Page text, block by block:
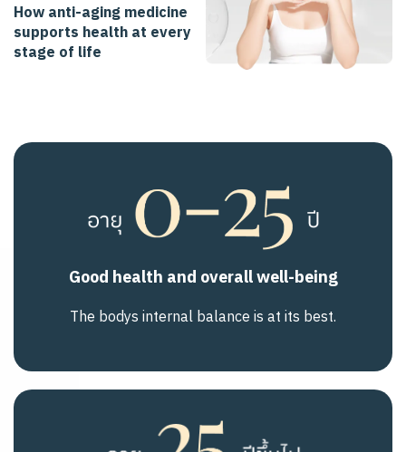
How anti-aging medicine
supports health at every
stage of life
Good health and overall well-being
The bodys internal balance is at its best.